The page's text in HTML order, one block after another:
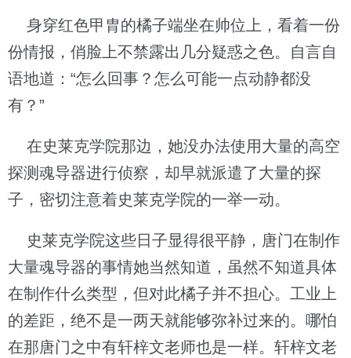
身穿红色甲胄的橘子端坐在帅位上，看着一份
份情报，俏脸上不禁露出几分疑惑之色。自言自
语地道：“怎么回事？怎么可能一点动静都没
有？”
在史莱克学院那边，她没办法使用大量的高空
探测魂导器进行侦察，却早就派遣了大量的探
子，密切注意着史莱克学院的一举一动。
史莱克学院这些日子显得很平静，唐门在制作
大量魂导器的事情她当然知道，虽然不知道具体
在制作什么类型，但对此橘子并不担心。工业上
的差距，绝不是一两天就能够弥补过来的。哪怕
在那唐门之中有轩梓文老师也是一样。轩梓文老